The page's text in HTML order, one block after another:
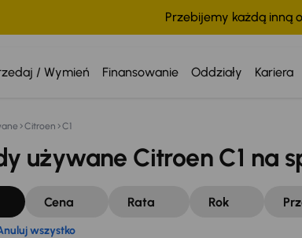
Przebijemy każdą inną
/ Wymień Finansowanie Oddziały Kariera
Anuluj wszystko
Citroen C1
używane Citroen C1 na
Cena Rata Rok
wszystko